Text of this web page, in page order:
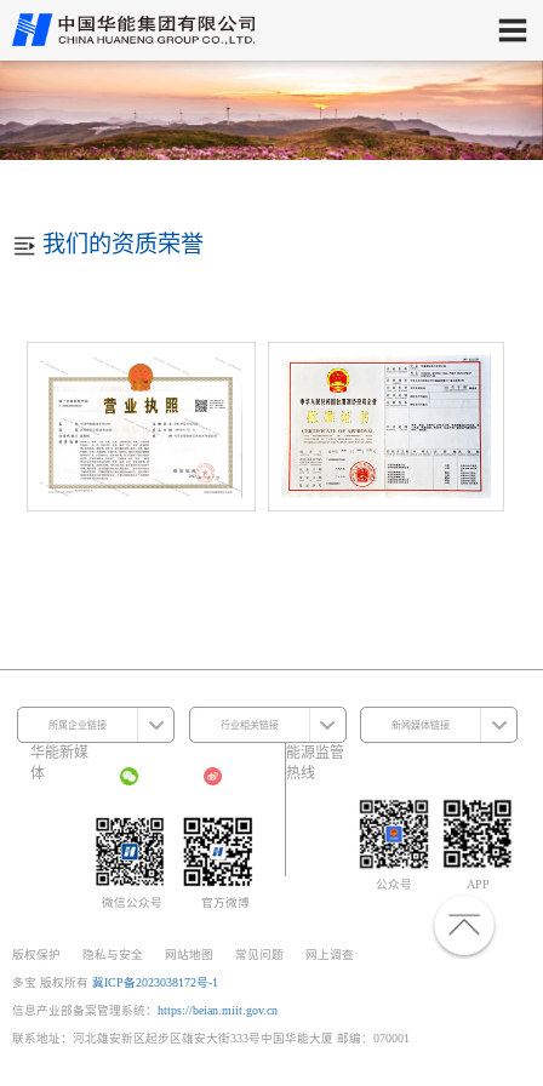
我们的资质荣誉
所属企业链接 行业相关链接 新闻媒体链接
华能新媒
体
微信公众号 官方微博
能源监管
热线
公众号 APP
版权保护 隐私与安全 网站地图 常见问题 网上调查
多宝 版权所有 冀ICP备2023038172号-1
信息产业部备案管理系统： https://beian.miit.gov.cn
联系地址：河北雄安新区起步区雄安大街333号中国华能大厦 邮编：070001